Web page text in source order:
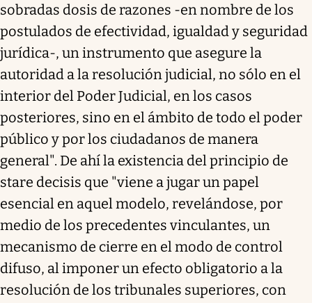
sobradas dosis de razones -en nombre de los
postulados de efectividad, igualdad y seguridad
jurídica-, un instrumento que asegure la
autoridad a la resolución judicial, no sólo en el
interior del Poder Judicial, en los casos
posteriores, sino en el ámbito de todo el poder
público y por los ciudadanos de manera
general". De ahí la existencia del principio de
stare decisis que "viene a jugar un papel
esencial en aquel modelo, revelándose, por
medio de los precedentes vinculantes, un
mecanismo de cierre en el modo de control
difuso, al imponer un efecto obligatorio a la
resolución de los tribunales superiores, con